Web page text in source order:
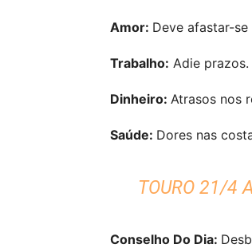
Amor: Deve afastar-
Trabalho: Adie
Dinheiro: Atrasos nos
Saúde: Dores nas
TOURO 21/4
Conselho Do Dia: